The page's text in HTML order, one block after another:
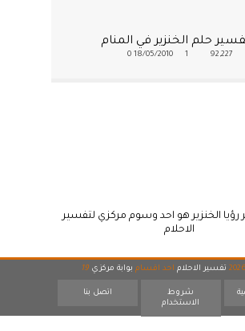
حلم الخنزير في المنام
92,227
18/05/2010
0
الخنزير هو احد وسوم مركزي لتفسير
الاحلام
تفسير الاحلام احد اقسام بوابة مركزي 19
شروط
الاستخدام
اتصل بنا